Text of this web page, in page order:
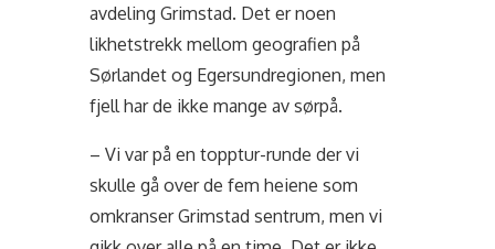
avdeling Grimstad. Det er noen
likhetstrekk mellom geografien på
Sørlandet og Egersundregionen, men
fjell har de ikke mange av sørpå.
– Vi var på en topptur-runde der vi
skulle gå over de fem heiene som
omkranser Grimstad sentrum, men vi